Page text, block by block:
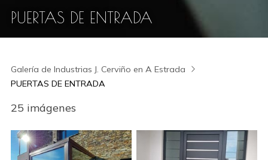
PUERTAS DE ENTRADA
Galería de Industrias J. Cerviño en A Estrada
PUERTAS DE ENTRADA
25 imágenes